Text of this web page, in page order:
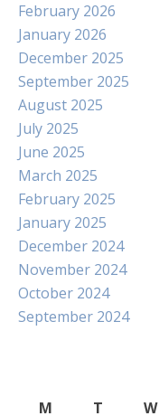
February 2026
January 2026
December 2025
September 2025
August 2025
July 2025
June 2025
March 2025
February 2025
January 2025
December 2024
November 2024
October 2024
September 2024
M
T W